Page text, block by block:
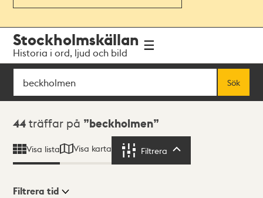
navigationen
huvudinnehållet
Stockholmskällan
Historia i ord, ljud och bild
Sök
Sök
Sökresultat
44 träffar på beckholmen
Visa lista Visa karta Filtrera
Filtrera tid